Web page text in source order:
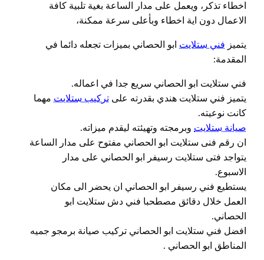
اخطاء تذكر، ويعمل على مدار الساعة بغية تلبية كافة
الاعمال دون اية اخطاء وبأعلى سرعة ممكنة،
يتميز فني ستلايت ابو الحصاني بميزات تجعله دائما في
المقدمة:
فني ستلايت ابو الحصاني سريع جدا في اعماله.
يتميز فني ستلايت هندي بقدرته على تركيب ستلايت مهما
كانت نوعيته.
صيانة ستلايت وبرمجته وتهيئته ليقدم ميزاته.
ان رقم فنى ستلايت ابو الحصاني مفتوح على مدار الساعة
يتواجد فتى ستلايت رسيفر ابو الحصاني على مدار
الاسبوع.
يستطيع فني رسيفر ابو الحصاني ان يحضر الى مكان
العمل خلال دقائق مصطحبا فني دش ستلايت ابو
الحصاني.
افضل فني ستلايت ابو الحصاني تركيب صيانة برمجو جميه
المناطق ابو الحصاني .